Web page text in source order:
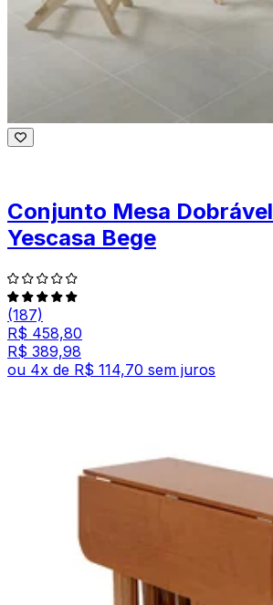
Conjunto Mesa
Yescasa Bege
(187)
R$ 458,80
R$ 389,98
ou 4x de R$ 114,70 sem juros